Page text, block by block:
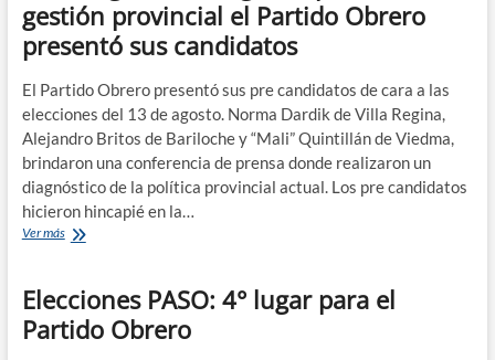
gestión provincial el Partido Obrero
presentó sus candidatos
El Partido Obrero presentó sus pre candidatos de cara a las
elecciones del 13 de agosto. Norma Dardik de Villa Regina,
Alejandro Britos de Bariloche y “Mali” Quintillán de Viedma,
brindaron una conferencia de prensa donde realizaron un
diagnóstico de la política provincial actual. Los pre candidatos
hicieron hincapié en la…
Ver másCon
para
la
gestión
Elecciones PASO: 4° lugar para el
Partido Obrero